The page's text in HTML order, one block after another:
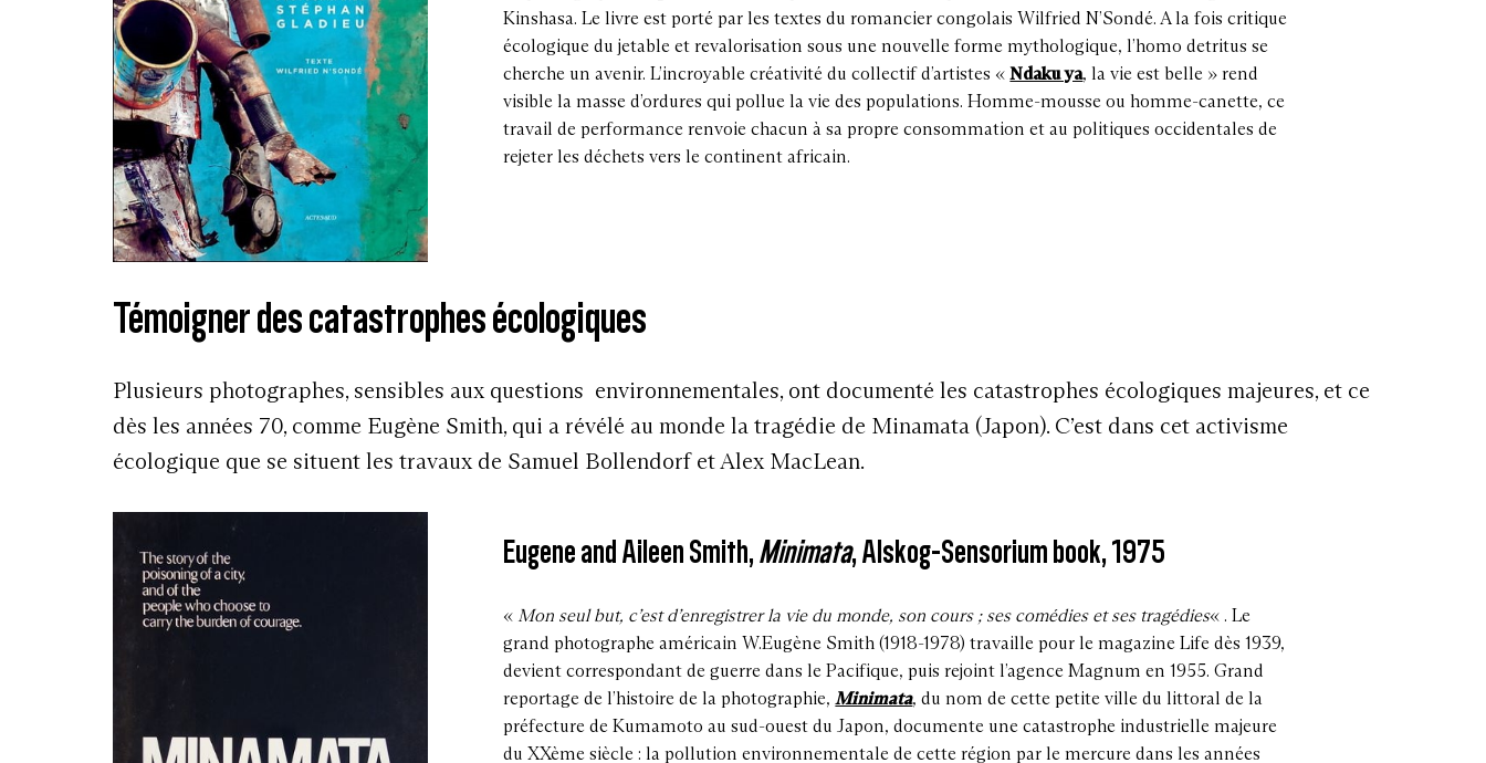
Kinshasa. Le livre est porté par les textes du romancier congolais Wilfried N’Sondé. A la fois critique
écologique du jetable et revalorisation sous une nouvelle forme mythologique, l’homo detritus se
cherche un avenir. L’incroyable créativité du collectif d’artistes «Ndaku ya, la vie est belle » rend
visible la masse d’ordures qui pollue la vie des populations. Homme-mousse ou homme-canette, ce
travail de performance renvoie chacun à sa propre consommation et au politiques occidentales de
rejeter les déchets vers le continent africain.
Témoigner des catastrophes écologiques
Plusieurs photographes, sensibles aux questions environnementales, ont documenté les catastrophes écologiques majeures, et ce
dès les années 70, comme Eugène Smith, qui a révélé au monde la tragédie de Minamata (Japon). C’est dans cet activisme
écologique que se situent les travaux de Samuel Bollendorf et Alex MacLean.
Eugene and Aileen Smith,Minimata, Alskog-Sensorium book, 1975
«Mon seul but, c’est d’enregistrer la vie du monde, son cours ; ses comédies et ses tragédies« . Le
grand photographe américain W.Eugène Smith (1918-1978) travaille pour le magazine Life dès 1939,
devient correspondant de guerre dans le Pacifique, puis rejoint l’agence Magnum en 1955. Grand
reportage de l’histoire de la photographie,Minimata, du nom de cette petite ville du littoral de la
préfecture de Kumamoto au sud-ouest du Japon, documente une catastrophe industrielle majeure
du XXème siècle : la pollution environnementale de cette région par le mercure dans les années